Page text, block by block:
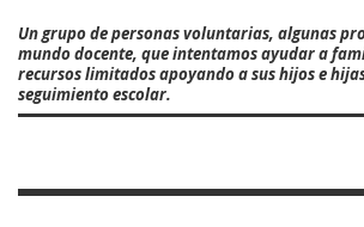
Un grupo de personas voluntarias, algunas
mundo docente, que intentamos ayudar a
recursos limitados apoyando a sus hijos e
seguimiento escolar.